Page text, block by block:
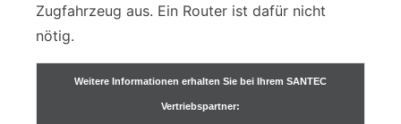
Zugfahrzeug aus. Ein Router ist dafür nicht
nötig.
Weitere Informationen erhalten Sie bei Ihrem SANTEC
Vertriebspartner: